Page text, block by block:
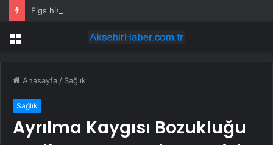
Figs hissesi bugün neden yükseliyor?
Menü
Anasayfa / Sağlık
Sağlık
Ayrılma Kaygısı Bozukluğu